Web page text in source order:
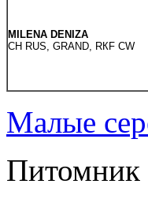
MILENA DENIZA
CH RUS, GRAND, RКF CW
Малые
Питомник